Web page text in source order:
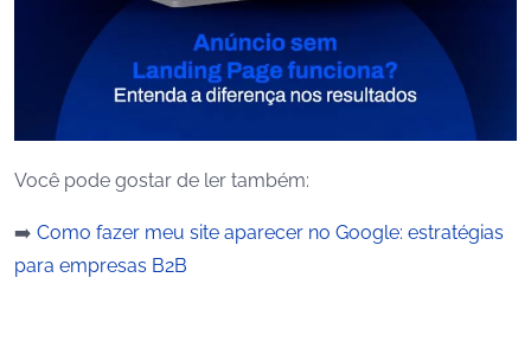
Você pode gostar de ler também:
➡️ Como fazer meu site aparecer no Google: estratégias
para empresas B2B